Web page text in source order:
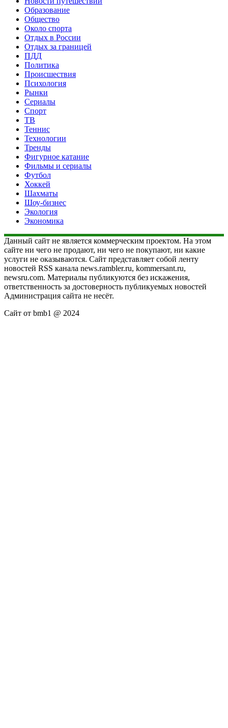
Образование
Общество
Около спорта
Отдых в России
Отдых за границей
ПДД
Политика
Происшествия
Психология
Рынки
Сериалы
Спорт
ТВ
Теннис
Технологии
Тренды
Фигурное катание
Фильмы и сериалы
Футбол
Хоккей
Шахматы
Шоу-бизнес
Экология
Экономика
Данный сайт не является коммерческим проектом. На этом
сайте ни чего не продают, ни чего не покупают, ни какие
услуги не оказываются. Сайт представляет собой ленту
новостей RSS канала news.rambler.ru, kommersant.ru,
newsru.com. Материалы публикуются без искажения,
ответственность за достоверность публикуемых новостей
Администрация сайта не несёт.
Сайт от bmb1 @ 2024